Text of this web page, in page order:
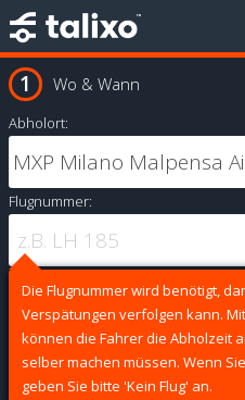
Wo & Wann
Abholort:
Flugnummer:
Die Flugnummer wird benötigt,
Verspätungen verfolgen kann.
können die Fahrer die Abholzeit
selber machen müssen. Wenn
geben Sie bitte 'Kein Flug' an.